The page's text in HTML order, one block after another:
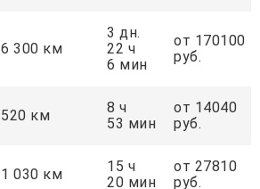
6 300 км
3 дн.
22 ч
6 мин
от 170100
руб.
520 км
8 ч
53 мин
от 14040
руб.
1 030 км
15 ч
20 мин
от 27810
руб.